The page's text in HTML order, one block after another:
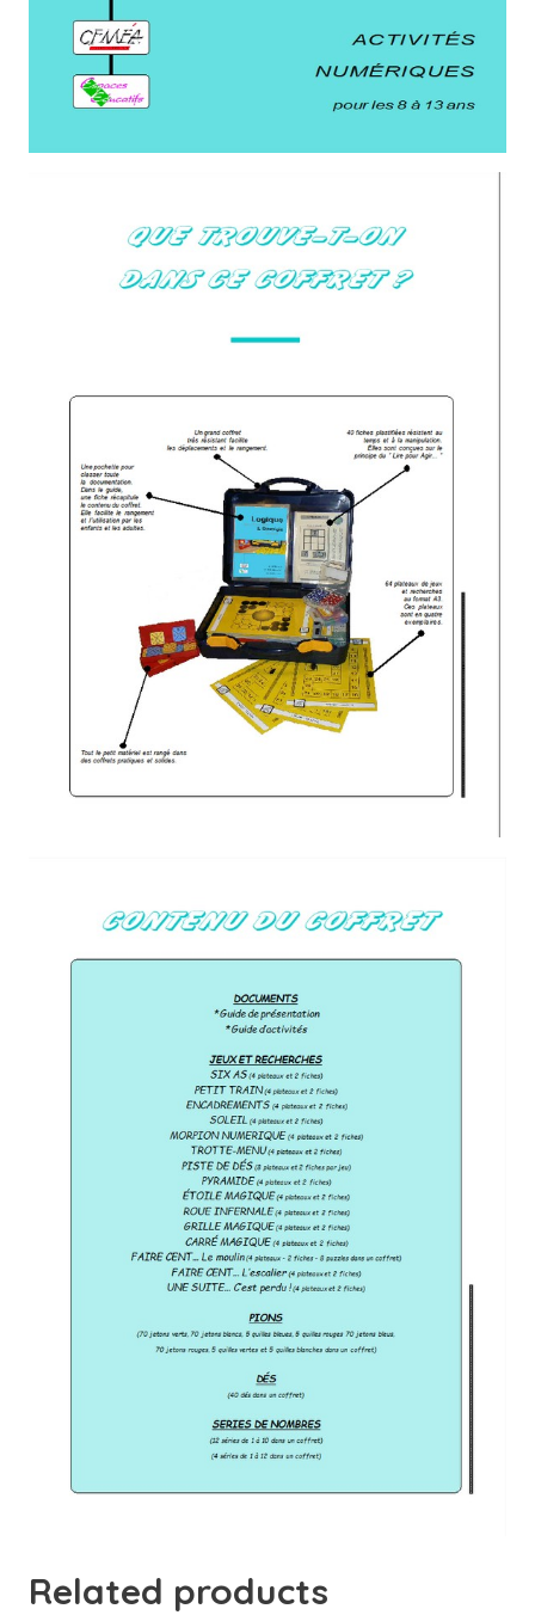
Related products